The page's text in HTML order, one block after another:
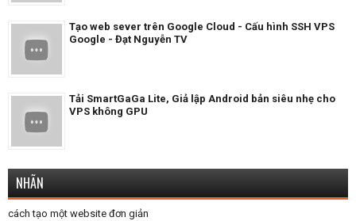
Tạo web sever trên Google Cloud - Cấu hình SSH VPS
Google - Đạt Nguyễn TV
Tải SmartGaGa Lite, Giả lập Android bản siêu nhẹ cho
VPS không GPU
NHÃN
cách tạo một website đơn giản